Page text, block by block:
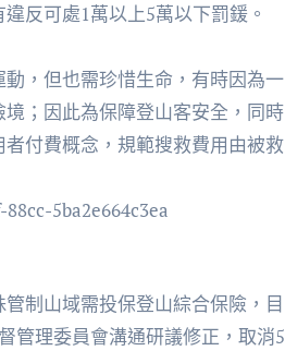
反可處1萬以上5萬以下罰鍰。
，但也需珍惜生命，有時因為一
；因此為保障登山客安全，同時
付費概念，規範搜救費用由被救
制山域需投保登山綜合保險，目
管理委員會溝通研議修正，取消5